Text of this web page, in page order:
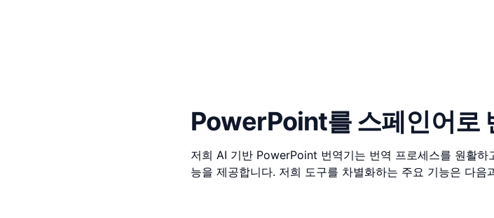
PowerPoint를 스페인어로
저희 AI 기반 PowerPoint 번역기는 번역 프로세스를 원활
능을 제공합니다. 저희 도구를 차별화하는 주요 기능은 다음